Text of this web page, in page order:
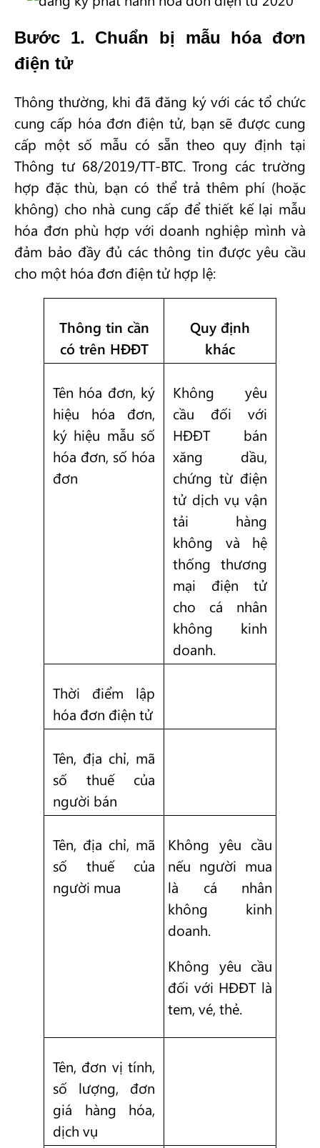
Bước 1. Chuẩn bị mẫu hóa đơn
điện tử
Thông thường, khi đã đăng ký với các tổ chức
cung cấp hóa đơn điện tử, bạn sẽ được cung
cấp một số mẫu có sẵn theo quy định tại
Thông tư 68/2019/TT-BTC. Trong các trường
hợp đặc thù, bạn có thể trả thêm phí (hoặc
không) cho nhà cung cấp để thiết kế lại mẫu
hóa đơn phù hợp với doanh nghiệp mình và
đảm bảo đầy đủ các thông tin được yêu cầu
cho một hóa đơn điện tử hợp lệ:
Thông tin cần
có trên HĐĐT
Quy định
khác
Tên hóa đơn, ký
hiệu hóa đơn,
ký hiệu mẫu số
hóa đơn, số hóa
đơn
Không yêu
cầu đối với
HĐĐT bán
xăng dầu,
chứng từ điện
tử dịch vụ vận
tải hàng
không và hệ
thống thương
mại điện tử
cho cá nhân
không kinh
doanh.
Thời điểm lập
hóa đơn điện tử
Tên, địa chỉ, mã
số thuế của
người bán
Tên, địa chỉ, mã
số thuế của
người mua
Không yêu cầu
nếu người mua
là cá nhân
không kinh
doanh.
Không yêu cầu
đối với HĐĐT là
tem, vé, thẻ.
Tên, đơn vị tính,
số lượng, đơn
giá hàng hóa,
dịch vụ